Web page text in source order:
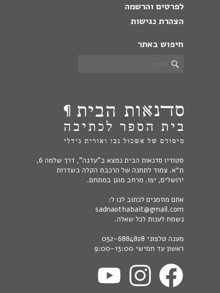
לפרטים והרשמה
הצהרת נגישות
חיפוש באתר
סטודיו סדנאות הבית נמצא ב"עדנה", דרך שלמה 6,
ת״א. צמוד לתחנה של הרכבת הקלה בשדרות
ירושלים, יפו. מרחב מוגן במתחם.
אתם מוזמנים לכתוב לנו ל:
sadnaothabait@gmail.com
נשמח לענות לכל שאלה.
מענה טלפוני 052-6884828
ראשון עד חמישי 9:00-13:00